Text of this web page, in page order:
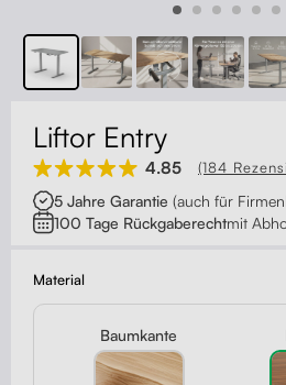
Kabelmanagement
Monitorständer
Tischtrennwände
Rückenlehnen
Kontakt
Liftor Entry
4.85 (184
5 Jahre Garantie (auch für
100 Tage Rückgaberechtmit
Material
Baumkante